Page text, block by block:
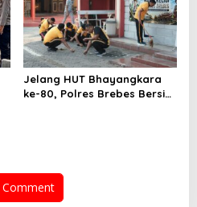
Jelang HUT Bhayangkara
ke-80, Polres Brebes Bersih-
Comment